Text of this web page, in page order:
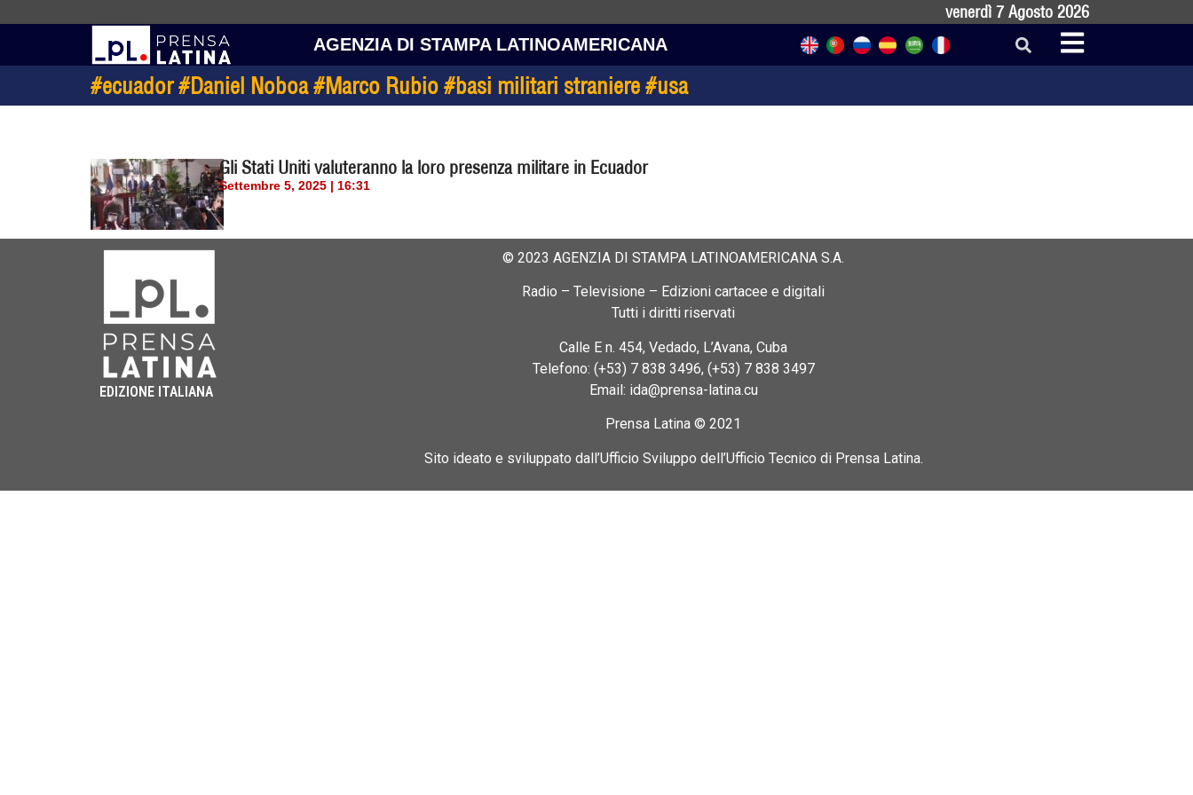
venerdì 7 Agosto 2026
AGENZIA DI STAMPA LATINOAMERICANA
#ecuador #Daniel Noboa #Marco Rubio #basi militari straniere #usa
Gli Stati Uniti valuteranno la loro presenza militare in Ecuador
Settembre 5, 2025 | 16:31
EDIZIONE ITALIANA
© 2023 AGENZIA DI STAMPA LATINOAMERICANA S.A.
Radio – Televisione – Edizioni cartacee e digitali
Tutti i diritti riservati
Calle E n. 454, Vedado, L’Avana, Cuba
Telefono: (+53) 7 838 3496, (+53) 7 838 3497
Email: ida@prensa-latina.cu
Prensa Latina © 2021
Sito ideato e sviluppato dall’Ufficio Sviluppo dell’Ufficio Tecnico di Prensa Latina.